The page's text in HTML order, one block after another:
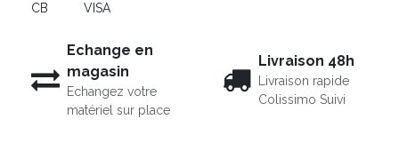
CB VISA
Echange en
magasin
Echangez votre
matériel sur place
Livraison 48h
Livraison rapide
Colissimo Suivi